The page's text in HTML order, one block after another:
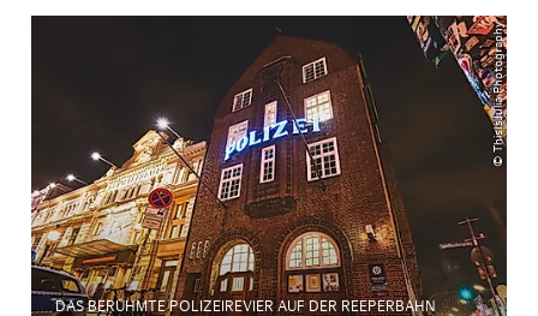
© ThisIsJulia Photography
DAS BERÜHMTE POLIZEIREVIER AUF DER REEPERBAHN